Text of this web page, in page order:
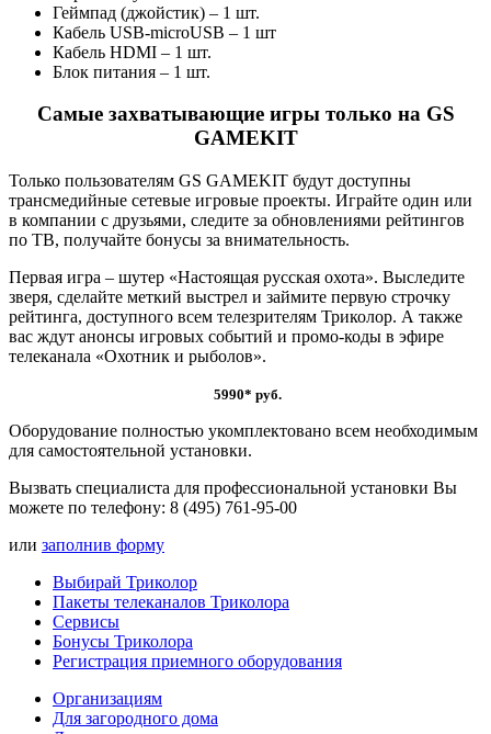
Геймпад (джойстик) – 1 шт.
Кабель USB-microUSB – 1 шт
Кабель HDMI – 1 шт.
Блок питания – 1 шт.
Самые захватывающие игры только на GS
GAMEKIT
Только пользователям GS GAMEKIT будут доступны
трансмедийные сетевые игровые проекты. Играйте один или
в компании с друзьями, следите за обновлениями рейтингов
по ТВ, получайте бонусы за внимательность.
Первая игра – шутер «Настоящая русская охота». Выследите
зверя, сделайте меткий выстрел и займите первую строчку
рейтинга, доступного всем телезрителям Триколор. А также
вас ждут анонсы игровых событий и промо-коды в эфире
телеканала «Охотник и рыболов».
5990* руб.
Оборудование полностью укомплектовано всем необходимым
для самостоятельной установки.
Вызвать специалиста для профессиональной установки Вы
можете по телефону: 8 (495) 761-95-00
или заполнив форму
Выбирай Триколор
Пакеты телеканалов Триколора
Сервисы
Бонусы Триколора
Регистрация приемного оборудования
Организациям
Для загородного дома